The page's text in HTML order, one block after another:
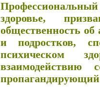
здоровье,
общественность об
и подростков,
психическом
взаимодействию